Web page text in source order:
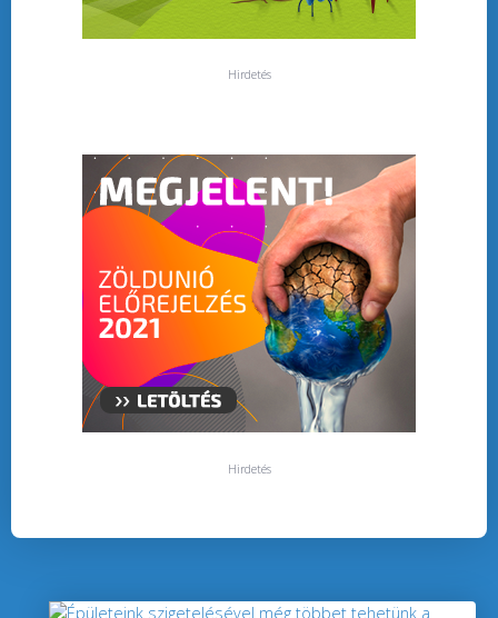
Hirdetés
Hirdetés